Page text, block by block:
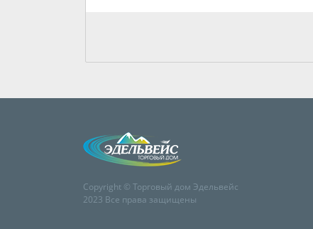
Copyright © Торговый дом Эдельвейс
2023 Все права защищены